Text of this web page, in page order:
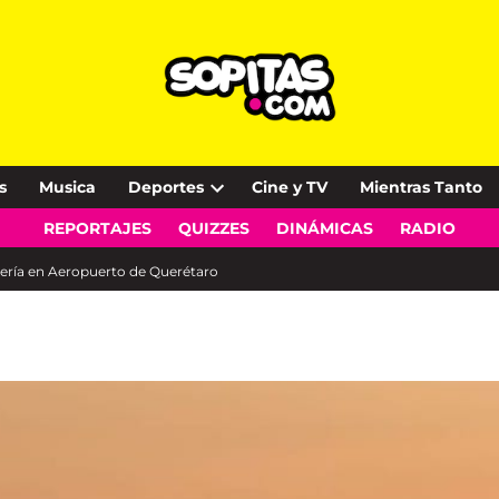
Musica Deportes
Open
dropdown
Cine y TV Mientras Tanto
REPORTAJES QUIZZES DINÁMICAS RADIO
en Aeropuerto de Querétaro